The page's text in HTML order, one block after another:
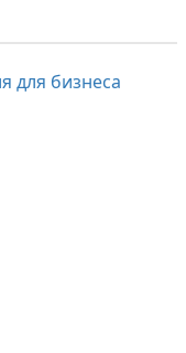
для бизнеса